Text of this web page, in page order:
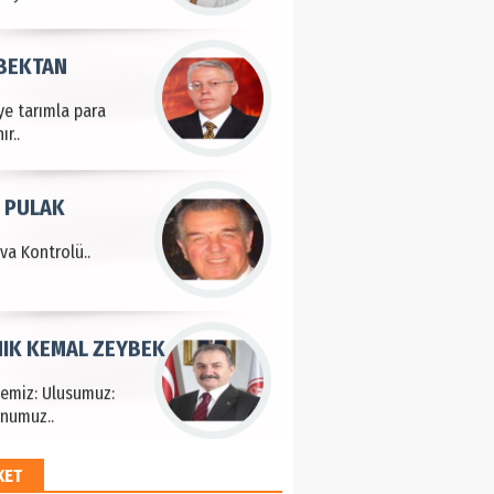
tarımla para
Kontrolü..
PULAK
Ulusumuz:
KEMAL ZEYBEK
HAYRİ PEKER